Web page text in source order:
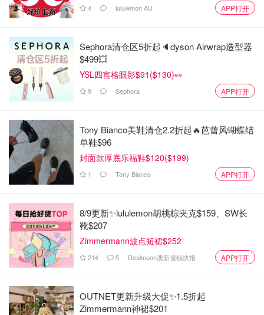
4 lululemon AU APP打开
Sephora清仓区5折起🔈dyson Airwrap造型器
$499💥
YSL四宫格眼影$91($130)👀
9 Sephora APP打开
Tony Bianco美鞋清仓2.2折起🔥芭蕾风蝴蝶结
单鞋$96
封面款厚底乐福鞋$120($199)
1 Tony Bianco APP打开
8/9更新✨lululemon胡桃棕夹克$159、SW长
靴$207
Zimmermann波点短裙$252
214 5 Dealmoon澳新省钱快报 APP打开
OUTNET更新升级大促✨1.5折起
Zimmermann神裙$201